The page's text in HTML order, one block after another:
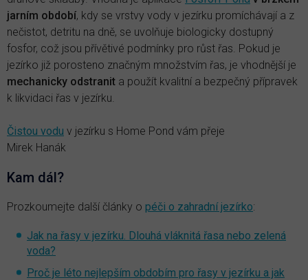
jarním období, kdy se vrstvy vody v jezírku promíchávají a z
nečistot, detritu na dně, se uvolňuje biologicky dostupný
fosfor, což jsou přívětivé podmínky pro růst řas. Pokud je
jezírko již porosteno značným množstvím řas, je vhodnější je
mechanicky odstranit a použít kvalitní a bezpečný přípravek
k likvidaci řas v jezírku.
Čistou vodu v jezírku s Home Pond vám přeje
Mirek Hanák
Kam dál?
Prozkoumejte další články o péči o zahradní jezírko:
Jak na řasy v jezírku. Dlouhá vláknitá řasa nebo zelená
voda?
Proč je léto nejlepším obdobím pro řasy v jezírku a jak